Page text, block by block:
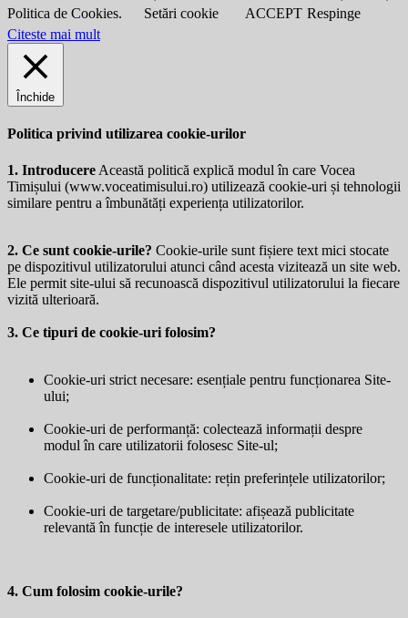
Politica de Cookies.
Setări cookie ACCEPT Respinge
Citeste mai mult
Închide
Politica privind utilizarea cookie-urilor
1. Introducere Această politică explică modul în care Vocea
Timișului (www.voceatimisului.ro) utilizează cookie-uri și tehnologii
similare pentru a îmbunătăți experiența utilizatorilor.
2. Ce sunt cookie-urile? Cookie-urile sunt fișiere text mici stocate
pe dispozitivul utilizatorului atunci când acesta vizitează un site web.
Ele permit site-ului să recunoască dispozitivul utilizatorului la fiecare
vizită ulterioară.
3. Ce tipuri de cookie-uri folosim?
Cookie-uri strict necesare: esențiale pentru funcționarea Site-
ului;
Cookie-uri de performanță: colectează informații despre
modul în care utilizatorii folosesc Site-ul;
Cookie-uri de funcționalitate: rețin preferințele utilizatorilor;
Cookie-uri de targetare/publicitate: afișează publicitate
relevantă în funcție de interesele utilizatorilor.
4. Cum folosim cookie-urile?